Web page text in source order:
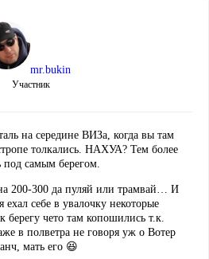
mr.bukin
Участник
на середине ВИЗа, когда вы там
толкались. НАХУА? Тем более
под самым берегом.
200-300 да пуляй или трамвай… И
ехал себе в увалочку некоторые
берегу чето там копошились т.к.
в полветра не говоря уж о Вотер
мать его 😆